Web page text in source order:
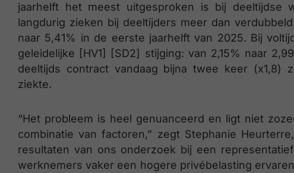
jaarhelft het meest uitgesproken is bij deeltijdse
langdurig zieken bij deeltijders meer dan
naar 5,41% in de eerste jaarhelft van 2025. Bij
geleidelijke [HV1] [SD2] stijging: van 2,15% naar
deeltijds contract vandaag bijna twee keer (x1,8)
ziekte.
“Het probleem is heel genuanceerd en ligt niet
combinatie van factoren,” zegt Stephanie
resultaten van ons onderzoek bij een
werknemers vaker een hogere privébelasting